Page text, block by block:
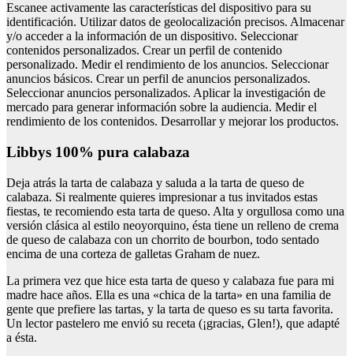
Escanee activamente las características del dispositivo para su
identificación. Utilizar datos de geolocalización precisos. Almacenar
y/o acceder a la información de un dispositivo. Seleccionar
contenidos personalizados. Crear un perfil de contenido
personalizado. Medir el rendimiento de los anuncios. Seleccionar
anuncios básicos. Crear un perfil de anuncios personalizados.
Seleccionar anuncios personalizados. Aplicar la investigación de
mercado para generar información sobre la audiencia. Medir el
rendimiento de los contenidos. Desarrollar y mejorar los productos.
libbys 100% pura calabaza
Deja atrás la tarta de calabaza y saluda a la tarta de queso de
calabaza. Si realmente quieres impresionar a tus invitados estas
fiestas, te recomiendo esta tarta de queso. Alta y orgullosa como una
versión clásica al estilo neoyorquino, ésta tiene un relleno de crema
de queso de calabaza con un chorrito de bourbon, todo sentado
encima de una corteza de galletas Graham de nuez.
La primera vez que hice esta tarta de queso y calabaza fue para mi
madre hace años. Ella es una «chica de la tarta» en una familia de
gente que prefiere las tartas, y la tarta de queso es su tarta favorita.
Un lector pastelero me envió su receta (¡gracias, Glen!), que adapté
a ésta.